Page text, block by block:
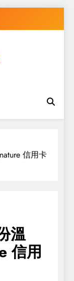
信用卡
溫
信用